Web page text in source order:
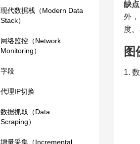
现代数据栈（Modern Data
Stack）
网络监控（Network
Monitoring）
字段
代理IP切换
数据抓取（Data
Scraping）
增量采集（Incremental
缺
外
度
图
1.